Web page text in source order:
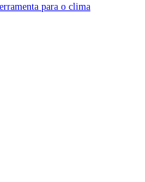
para o clima